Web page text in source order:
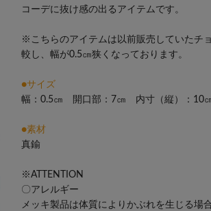
コーデに抜け感の出るアイテムです。
※こちらのアイテムは以前販売していた チ
較し、幅が0.5㎝狭くなっております。
●サイズ
幅：0.5㎝ 開口部：7㎝ 内寸（縦）：10
●素材
真鍮
※ATTENTION
〇アレルギー
メッキ製品は体質によりかぶれを生じる場